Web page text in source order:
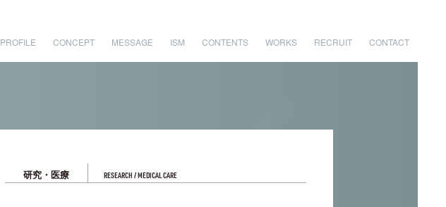
PROFILE CONCEPT MESSAGE ISM CONTENTS WORKS RECRUIT CONTACT
研究・医療 RESEARCH / MEDICAL CARE